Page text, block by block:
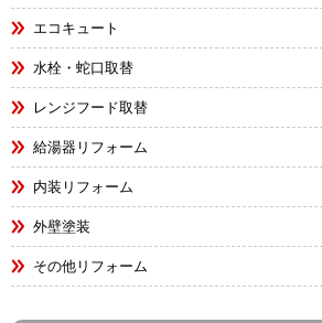
エコキュート
水栓・蛇口取替
レンジフード取替
給湯器リフォーム
内装リフォーム
外壁塗装
その他リフォーム